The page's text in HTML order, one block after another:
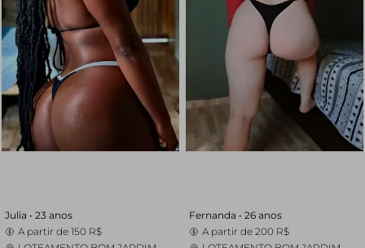
Julia • 23 anos
A partir de 150 R$
Fernanda • 26 anos
A partir de 200 R$